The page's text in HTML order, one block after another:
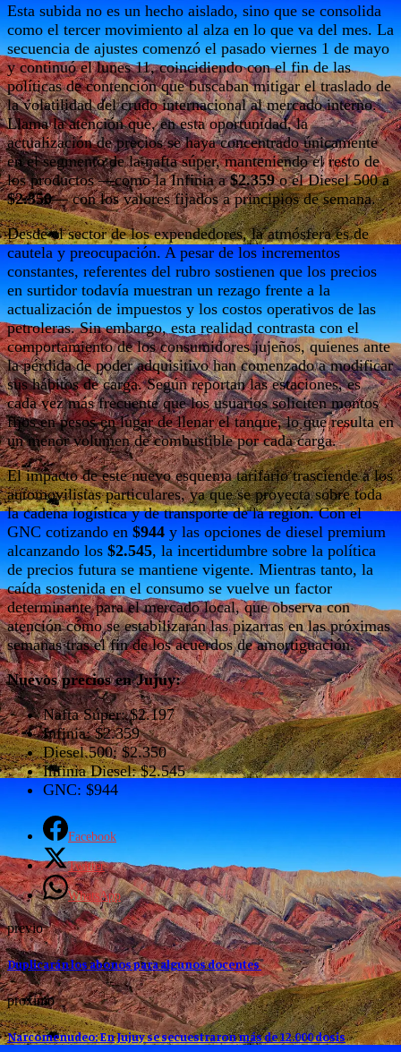
Esta subida no es un hecho aislado, sino que se consolida
como el tercer movimiento al alza en lo que va del mes. La
secuencia de ajustes comenzó el pasado viernes 1 de mayo
y continuó el lunes 11, coincidiendo con el fin de las
políticas de contención que buscaban mitigar el traslado de
la volatilidad del crudo internacional al mercado interno.
Llama la atención que, en esta oportunidad, la
actualización de precios se haya concentrado únicamente
en el segmento de la nafta súper, manteniendo el resto de
los productos —como la Infinia a$2.359o el Diesel 500 a
$2.350— con los valores fijados a principios de semana.
Desde el sector de los expendedores, la atmósfera es de
cautela y preocupación. A pesar de los incrementos
constantes, referentes del rubro sostienen que los precios
en surtidor todavía muestran un rezago frente a la
actualización de impuestos y los costos operativos de las
petroleras. Sin embargo, esta realidad contrasta con el
comportamiento de los consumidores jujeños, quienes ante
la pérdida de poder adquisitivo han comenzado a modificar
sus hábitos de carga. Según reportan las estaciones, es
cada vez más frecuente que los usuarios soliciten montos
fijos en pesos en lugar de llenar el tanque, lo que resulta en
un menor volumen de combustible por cada carga.
El impacto de este nuevo esquema tarifario trasciende a los
automovilistas particulares, ya que se proyecta sobre toda
la cadena logística y de transporte de la región. Con el
GNC cotizando en $944 y las opciones de diesel premium
alcanzando los $2.545, la incertidumbre sobre la política
de precios futura se mantiene vigente. Mientras tanto, la
caída sostenida en el consumo se vuelve un factor
determinante para el mercado local, que observa con
atención cómo se estabilizarán las pizarras en las próximas
semanas tras el fin de los acuerdos de amortiguación.
Nuevos precios en Jujuy:
Nafta Súper: $2.197
Infinia: $2.359
Diesel 500: $2.350
Infinia Diesel: $2.545
GNC: $944
Facebook
Twitter
WhatsApp
previo
Duplicarán los abonos para algunos docentes
proximo
Narcomenudeo: En Jujuy se secuestraron más de 12.000 dosis